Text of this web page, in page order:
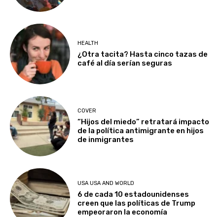
HEALTH
¿Otra tacita? Hasta cinco tazas de
café al día serían seguras
COVER
“Hijos del miedo” retratará impacto
de la política antimigrante en hijos
de inmigrantes
USA USA AND WORLD
6 de cada 10 estadounidenses
creen que las políticas de Trump
empeoraron la economía